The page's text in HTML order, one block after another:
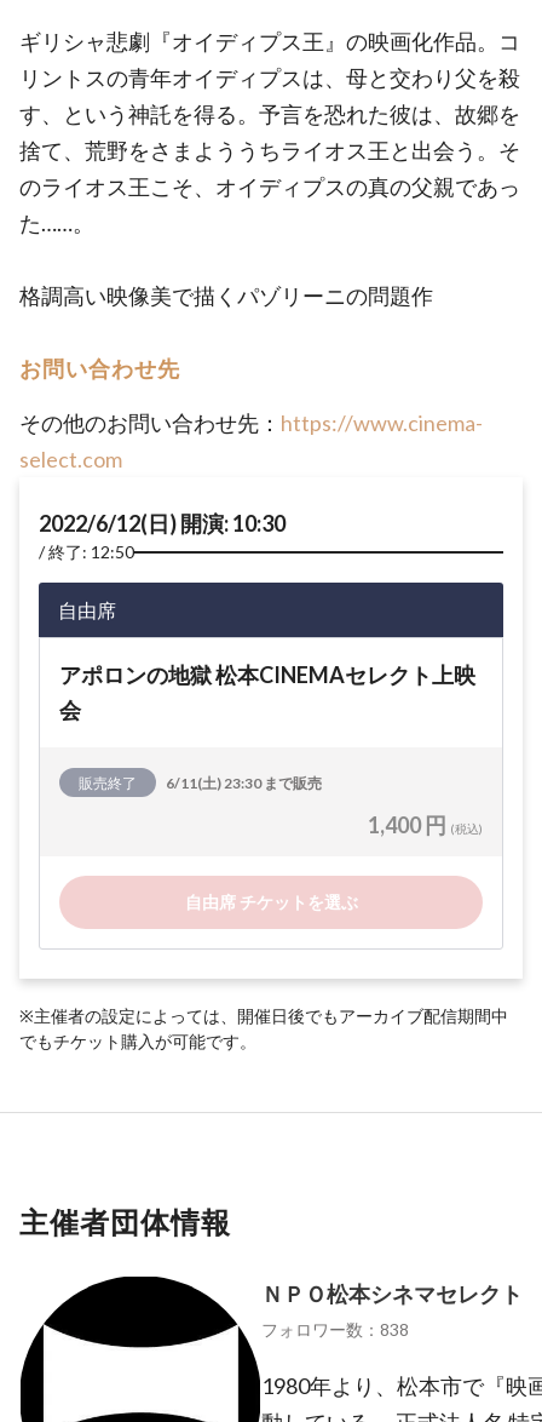
ギリシャ悲劇『オイディプス王』の映画化作品。コ
リントスの青年オイディプスは、母と交わり父を殺
す、という神託を得る。予言を恐れた彼は、故郷を
捨て、荒野をさまよううちライオス王と出会う。そ
のライオス王こそ、オイディプスの真の父親であっ
た……。
格調高い映像美で描くパゾリーニの問題作
お問い合わせ先
その他のお問い合わせ先： https://www.cinema-
select.com
2022/6/12(日) 開演: 10:30
終了: 12:50
自由席
アポロンの地獄 松本CINEMAセレクト上映
会
販売終了 6/11(土) 23:30 まで販売
1,400 円 (税込)
自由席 チケットを選ぶ
※主催者の設定によっては、開催日後でもアーカイブ配信期間中
でもチケット購入が可能です。
主催者団体情報
ＮＰＯ松本シネマセレクト
フォロワー数：838
1980年より、松本市で『映